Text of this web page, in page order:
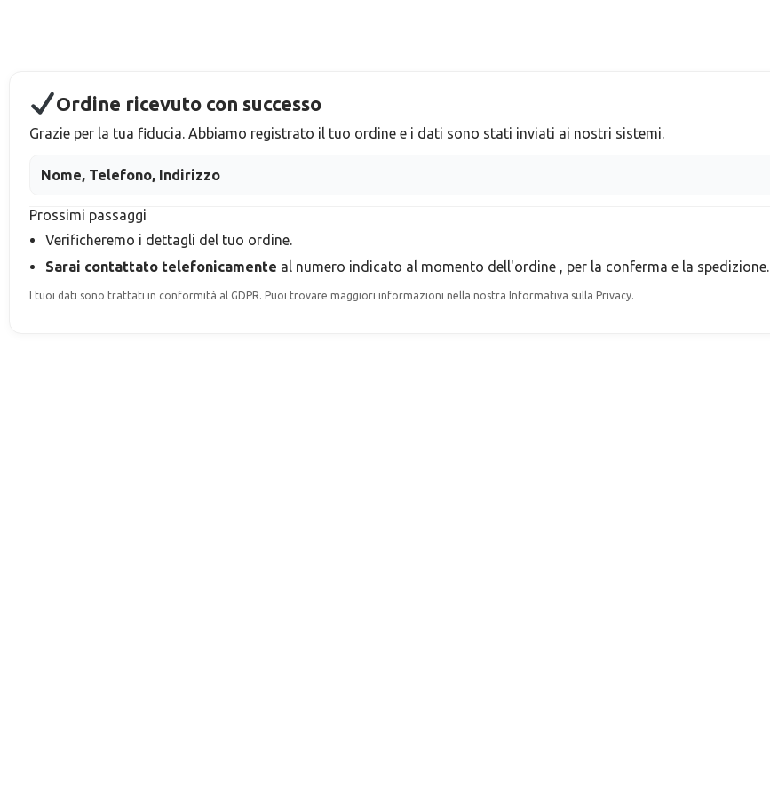
Ordine ricevuto con successo
Grazie per la tua fiducia. Abbiamo registrato il tuo ordine e i dati sono stati inviati ai nostri sistemi.
Nome, Telefono, Indirizzo
Prossimi passaggi
Verificheremo i dettagli del tuo ordine.
Sarai contattato telefonicamente al numero indicato al momento dell'ordine , per la conferma e la spedizione.
I tuoi dati sono trattati in conformità al GDPR. Puoi trovare maggiori informazioni nella nostra Informativa sulla Privacy.